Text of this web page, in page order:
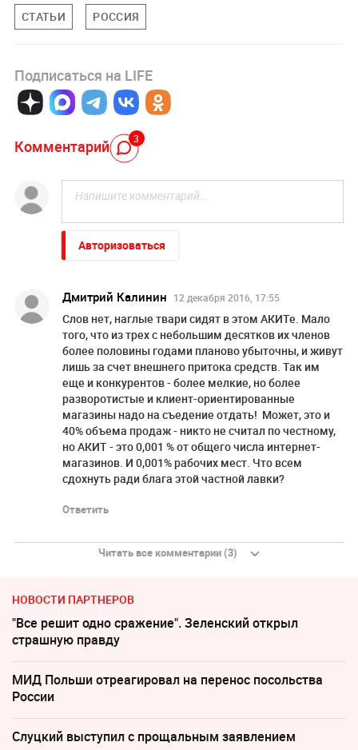
СТАТЬИ РОССИЯ
Подписаться на LIFE
Комментарий 3
Авторизоваться
Дмитрий Калинин 12 декабря 2016, 17:55
Слов нет, наглые твари сидят в этом АКИТе. Мало
того, что из трех с небольшим десятков их членов
более половины годами планово убыточны, и живут
лишь за счет внешнего притока средств. Так им
еще и конкурентов - более мелкие, но более
разворотистые и клиент-ориентированные
магазины надо на съедение отдать! Может, это и
40% объема продаж - никто не считал по честному,
но АКИТ - это 0,001 % от общего числа интернет-
магазинов. И 0,001% рабочих мест. Что всем
сдохнуть ради блага этой частной лавки?
Ответить
Читать все комментарии (3)
НОВОСТИ ПАРТНЕРОВ
"Все решит одно сражение". Зеленский открыл
страшную правду
МИД Польши отреагировал на перенос посольства
России
Слуцкий выступил с прощальным заявлением